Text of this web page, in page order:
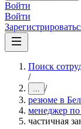
Войти
Войти
Поиск
/
... /
резюме в
менеджер
частичная